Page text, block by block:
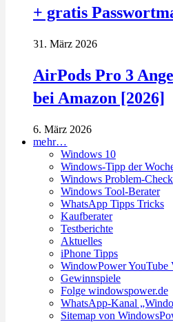
+ gratis
31. März 2026
AirPods Pro 3
bei Amazon [2026]
6. März 2026
mehr…
Windows 10
Windows-Tipp der
Windows Problem-
Windows Tool-Berater
WhatsApp Tipps Tricks
Kaufberater
Testberichte
Aktuelles
iPhone Tipps
WindowPower YouTube
Gewinnspiele
Folge windowspower.de
WhatsApp-Kanal
Sitemap von